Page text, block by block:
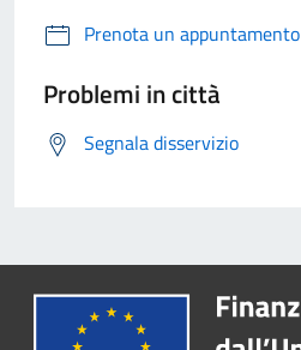
Prenota un appuntamento
Problemi in città
Segnala disservizio